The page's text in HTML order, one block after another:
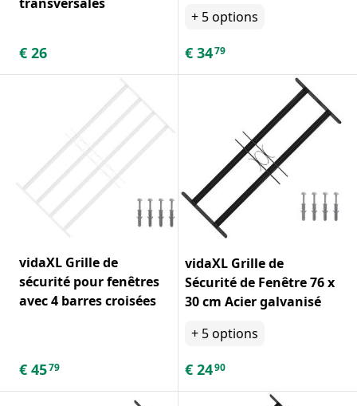
€ 26
+ 5options
€ 3479
vidaXL Grille de
sécurité pour fenêtres
avec 4 barres croisées
€ 4579
vidaXL Grille de
Sécurité de Fenêtre 76 x
30 cm Acier galvanisé
+ 5options
€ 2490